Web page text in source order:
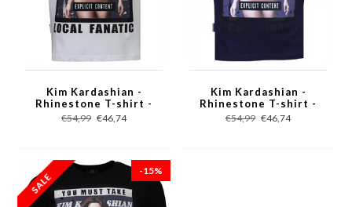
Kim Kardashian -
Rhinestone T-shirt -
Wit
€54,99 €46,74
Kim Kardashian -
Rhinestone T-shirt -
Navy
€54,99 €46,74
-15%